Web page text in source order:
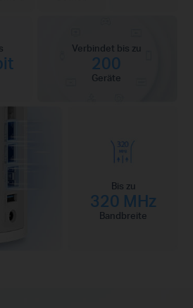
Verbindet bis zu
200
Geräte
Bis zu
320 MHz
Bandbreite